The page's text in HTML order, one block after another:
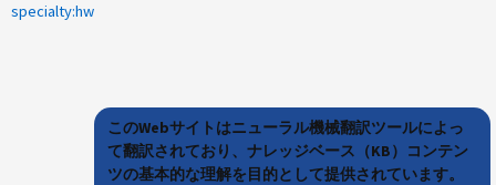
specialty:hw
このWebサイトはニューラル機械翻訳ツールによっ
て翻訳されており、ナレッジベース（KB）コンテン
ツの基本的な理解を目的として提供されています。